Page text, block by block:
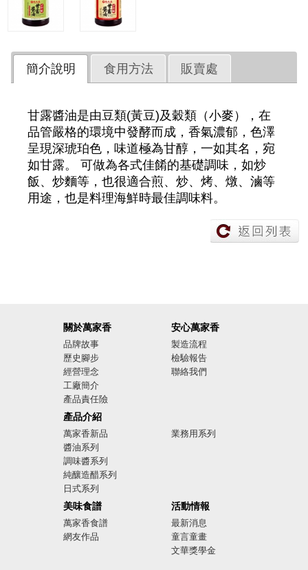
簡介說明 食用方法 販賣處
甘露醬油是由豆類(黃豆)及穀類（小麥），在
品管嚴格的環境中發酵而成，香氣濃郁，色澤
呈現深琥珀色，味道極為甘醇，一如其名，宛
如甘露。 可做為各式佳餚的基礎調味，如炒
飯、炒麵等，也很適合煎、炒、烤、燉、滷等
用途，也是料理海鮮時最佳調味料。
關於萬家香
品牌故事
歷史腳步
經營理念
工廠簡介
產品責任險
廣告影音
產品介紹
萬家香新品
醬油系列
調味醬系列
純釀造醋系列
日式系列
業務用系列
美味食譜
萬家香食譜
網友作品
安心萬家香
製造流程
檢驗報告
聯絡我們
活動情報
最新消息
童言童畫
文華獎學金